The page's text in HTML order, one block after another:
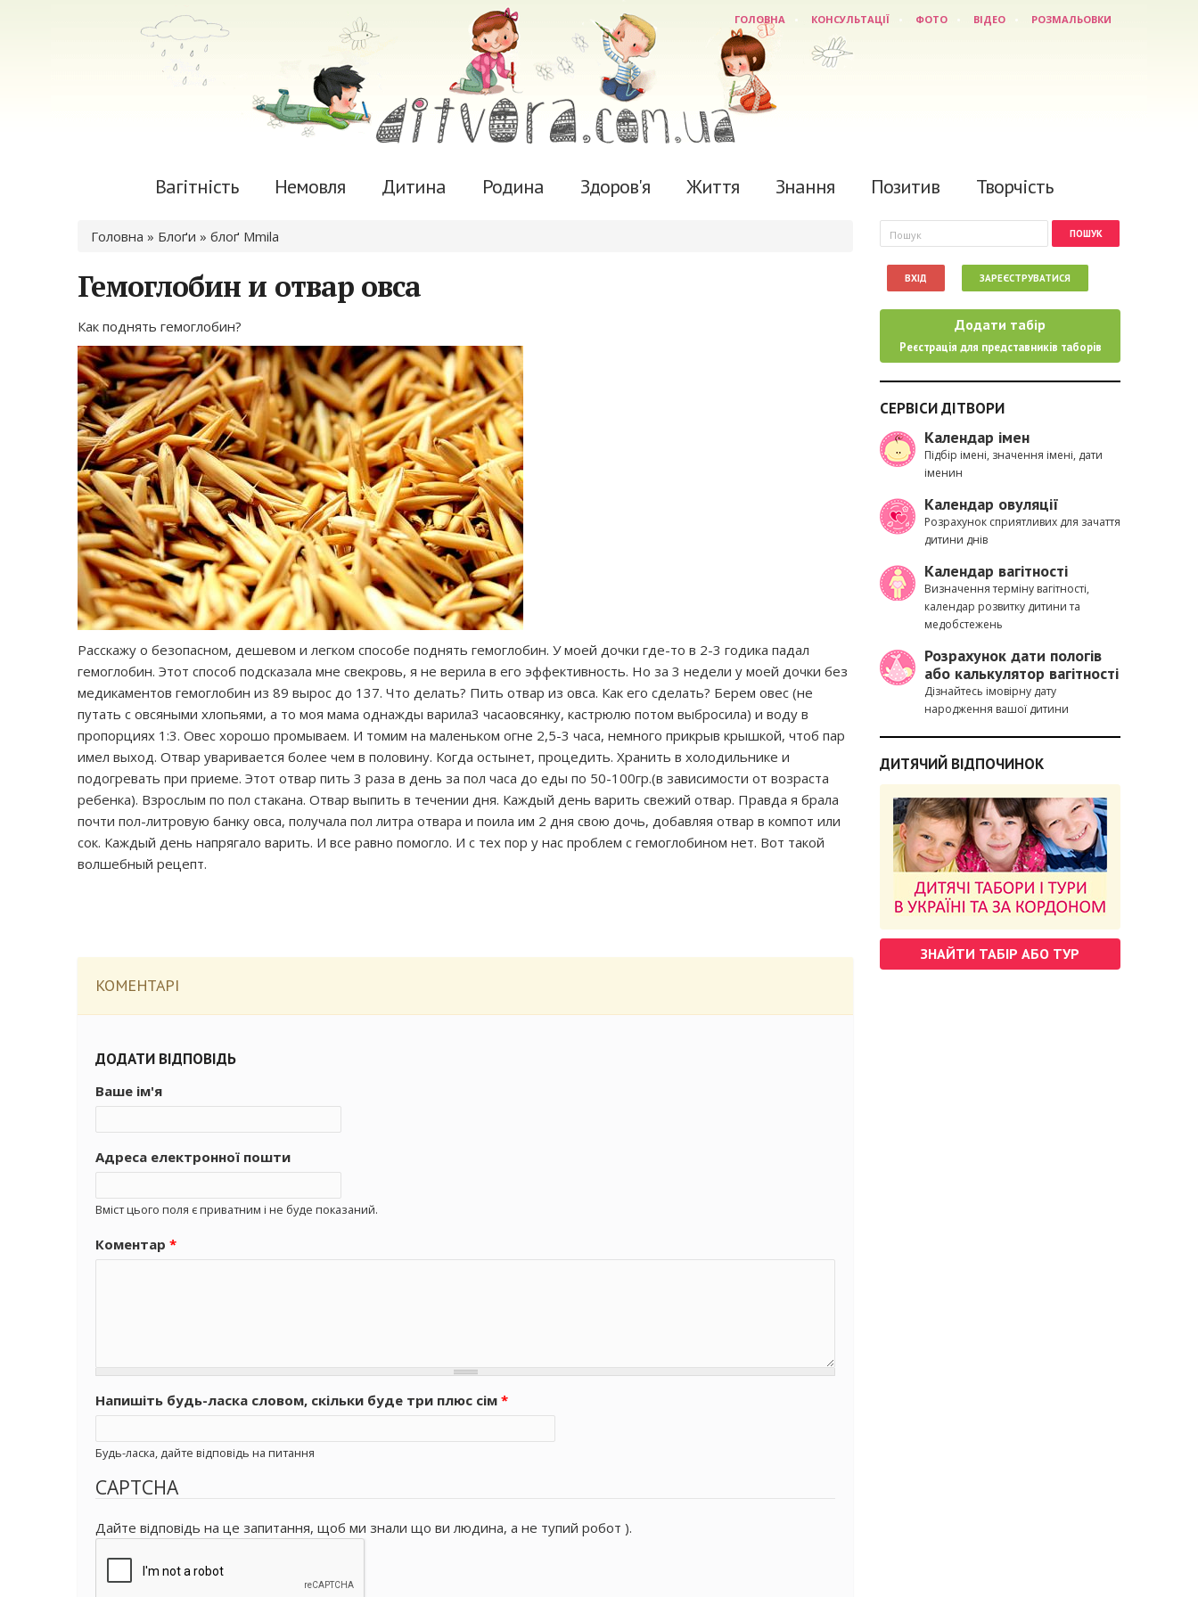
ГОЛОВНА КОНСУЛЬТАЦІЇ ФОТО ВІДЕО РОЗМАЛЬОВКИ
Вагітність Немовля Дитина Родина Здоров'я Життя Знання Позитив Творчість
Ви є тут
Головна » Блоґи » блоґ Mmila
Гемоглобин и отвар овса
Как поднять гемоглобин?
Расскажу о безопасном, дешевом и легком способе поднять гемоглобин. У моей дочки где-то в 2-3 годика падал
гемоглобин. Этот способ подсказала мне свекровь, я не верила в его эффективность. Но за 3 недели у моей дочки без
медикаментов гемоглобин из 89 вырос до 137. Что делать? Пить отвар из овса. Как его сделать? Берем овес (не
путать с овсяными хлопьями, а то моя мама однажды варила3 часаовсянку, кастрюлю потом выбросила) и воду в
пропорциях 1:3. Овес хорошо промываем. И томим на маленьком огне 2,5-3 часа, немного прикрыв крышкой, чтоб пар
имел выход. Отвар уваривается более чем в половину. Когда остынет, процедить. Хранить в холодильнике и
подогревать при приеме. Этот отвар пить 3 раза в день за пол часа до еды по 50-100гр.(в зависимости от возраста
ребенка). Взрослым по пол стакана. Отвар выпить в течении дня. Каждый день варить свежий отвар. Правда я брала
почти пол-литровую банку овса, получала пол литра отвара и поила им 2 дня свою дочь, добавляя отвар в компот или
сок. Каждый день напрягало варить. И все равно помогло. И с тех пор у нас проблем с гемоглобином нет. Вот такой
волшебный рецепт.
КОМЕНТАРІ
ДОДАТИ ВІДПОВІДЬ
Ваше ім'я
Адреса електронної пошти
Вміст цього поля є приватним і не буде показаний.
Коментар *
Напишіть будь-ласка словом, скільки буде три плюс сім *
Будь-ласка, дайте відповідь на питання
CAPTCHA
Дайте відповідь на це запитання, щоб ми знали що ви людина, а не тупий робот ).
Пошукова форма
Пошук
ВХІД ЗАРЕЄСТРУВАТИСЯ
Додати табір
Реєстрація для представників таборів
СЕРВІСИ ДІТВОРИ
Календар імен
Підбір імені, значення імені, дати
іменин
Календар овуляції
Розрахунок сприятливих для зачаття
дитини днів
Календар вагітності
Визначення терміну вагітності,
календар розвитку дитини та
медобстежень
Розрахунок дати пологів
або калькулятор вагітності
Дізнайтесь імовірну дату
народження вашої дитини
ДИТЯЧИЙ ВІДПОЧИНОК
ЗНАЙТИ ТАБІР АБО ТУР